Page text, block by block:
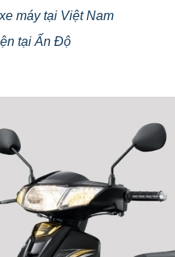
máy tại Việt Nam
tại Ấn Độ